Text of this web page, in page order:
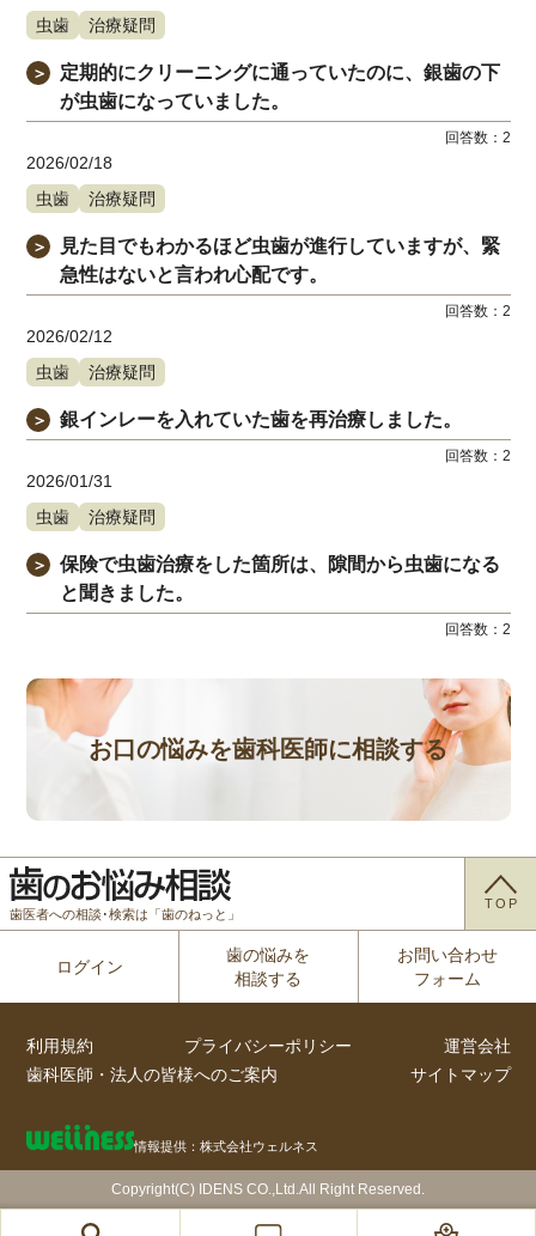
虫歯
治療疑問
＞
定期的にクリーニングに通っていたのに、銀歯の下
が虫歯になっていました。
回答数： 2
2026/02/18
虫歯
治療疑問
＞
見た目でもわかるほど虫歯が進行していますが、緊
急性はないと言われ心配です。
回答数： 2
2026/02/12
虫歯
治療疑問
＞ 銀インレーを入れていた歯を再治療しました。
回答数： 2
2026/01/31
虫歯
治療疑問
＞
保険で虫歯治療をした箇所は、隙間から虫歯になる
と聞きました。
回答数： 2
お口の悩みを歯科医師に相談する
歯医者への相談･検索は「歯のねっと」
TOP
ログイン
歯の悩みを
相談する
お問い合わせ
フォーム
利用規約 プライバシーポリシー
運営会社
歯科医師・法人の皆様へのご案内
サイトマップ
情報提供：株式会社ウェルネス
Copyright(C) IDENS CO.,Ltd.All Right Reserved.